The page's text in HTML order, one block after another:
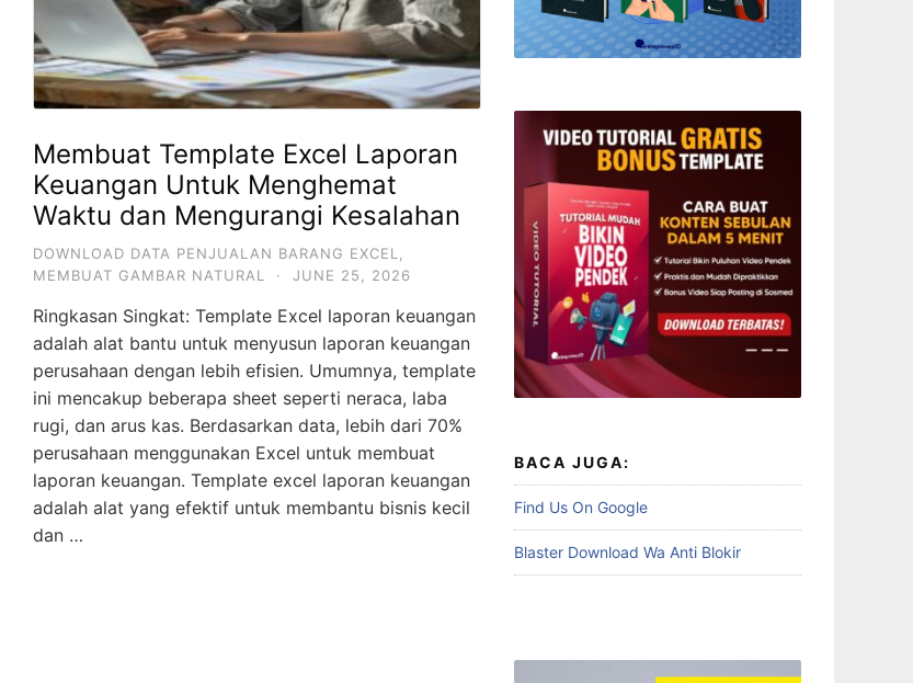
Membuat Template Excel Laporan
Keuangan Untuk Menghemat
Waktu dan Mengurangi Kesalahan
DOWNLOAD DATA PENJUALAN BARANG EXCEL
MEMBUAT GAMBAR NATURAL
· JUNE 25, 2026
Ringkasan Singkat: Template Excel laporan keuangan
adalah alat bantu untuk menyusun laporan keuangan
perusahaan dengan lebih efisien. Umumnya, template
ini mencakup beberapa sheet seperti neraca, laba
rugi, dan arus kas. Berdasarkan data, lebih dari 70%
perusahaan menggunakan Excel untuk membuat
laporan keuangan. Template excel laporan keuangan
adalah alat yang efektif untuk membantu bisnis kecil
dan …
BACA JUGA:
Find Us On Google
Blaster Download Wa Anti Blokir